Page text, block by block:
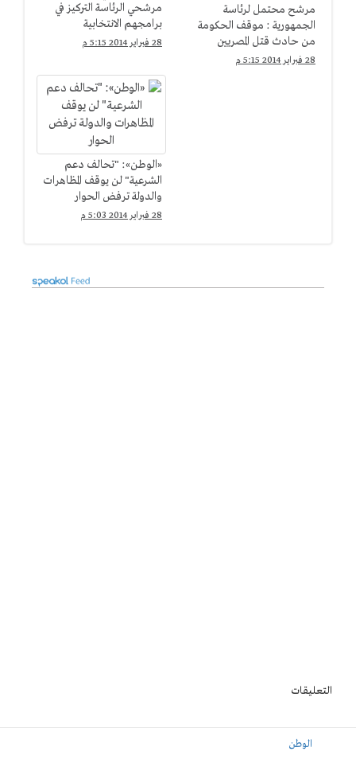
مرشح محتمل لرئاسة
الجمهورية : موقف الحكومة
من حادث قتل المصريين
بليبيا "مخزى"
28 فبراير 2014 5:15 م
مرشحي الرئاسة التركيز في
برامجهم الانتخابية
28 فبراير 2014 5:15 م
«الوطن»: "تحالف دعم
الشرعية" لن يوقف المظاهرات
والدولة ترفض الحوار
28 فبراير 2014 5:03 م
التعليقات
الوطن